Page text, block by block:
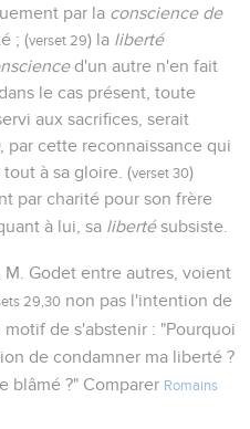
par la conscience de
; (verset 29) la liberté
d'un autre n'en fait
le cas présent, toute
aux sacrifices, serait
, par cette reconnaissance qui
à sa gloire. (verset 30)
par charité pour son frère
à lui, sa libertésubsiste.
Godet entre autres, voient
29,30 non pas l'intention de
de s'abstenir : "Pourquoi
de condamner ma liberté ?
blâmé ?" Comparer Romains